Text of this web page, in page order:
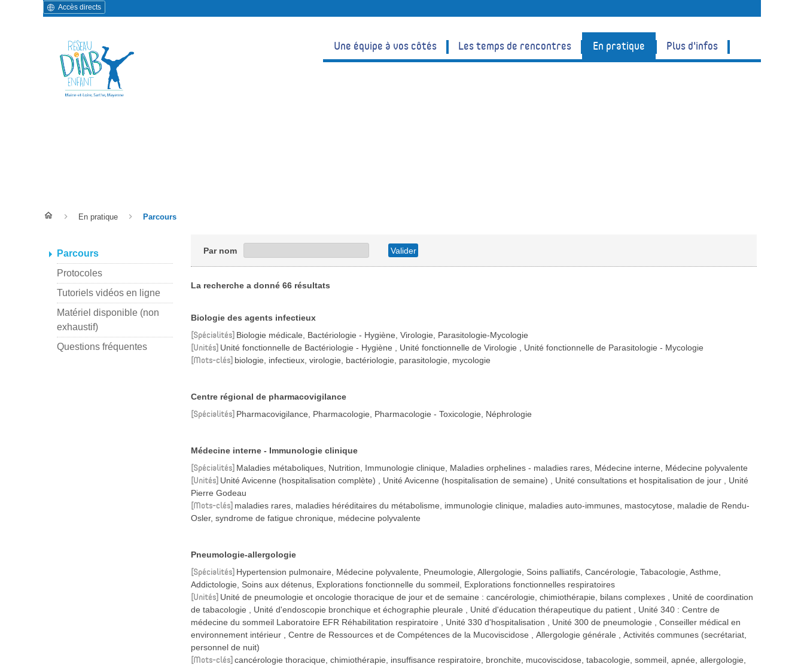
Accès directs
Une équipe à vos côtés Les temps de rencontres En pratique Plus d'infos
En pratique Parcours
Par nom
La recherche a donné 66 résultats
Biologie des agents infectieux
Spécialités Biologie médicale, Bactériologie - Hygiène, Virologie, Parasitologie-Mycologie
Unités Unité fonctionnelle de Bactériologie - Hygiène Unité fonctionnelle de Virologie Unité fonctionnelle de Parasitologie - Mycologie
Mots-clés biologie, infectieux, virologie, bactériologie, parasitologie, mycologie
Centre régional de pharmacovigilance
Spécialités Pharmacovigilance, Pharmacologie, Pharmacologie - Toxicologie, Néphrologie
Médecine interne - Immunologie clinique
Spécialités Maladies métaboliques, Nutrition, Immunologie clinique, Maladies orphelines - maladies rares, Médecine interne, Médecine polyvalente
Unités Unité Avicenne (hospitalisation complète) Unité Avicenne (hospitalisation de semaine) Unité consultations et hospitalisation de jour
Unité
Pierre Godeau
Mots-clés maladies rares, maladies héréditaires du métabolisme, immunologie clinique, maladies auto-immunes, mastocytose, maladie de Rendu-
Osler, syndrome de fatigue chronique, médecine polyvalente
Pneumologie-allergologie
Spécialités Hypertension pulmonaire, Médecine polyvalente, Pneumologie, Allergologie, Soins palliatifs, Cancérologie, Tabacologie, Asthme,
Addictologie, Soins aux détenus, Explorations fonctionnelle du sommeil, Explorations fonctionnelles respiratoires
Unités Unité de pneumologie et oncologie thoracique de jour et de semaine : cancérologie, chimiothérapie, bilans complexes
Unité de coordination
de tabacologie
Unité d'endoscopie bronchique et échographie pleurale Unité d'éducation thérapeutique du patient
Unité 340 : Centre de
médecine du sommeil Laboratoire EFR Réhabilitation respiratoire
Unité 330 d'hospitalisation Unité 300 de pneumologie
Conseiller médical en
environnement intérieur
Centre de Ressources et de Compétences de la Mucoviscidose Allergologie générale
Activités communes (secrétariat,
personnel de nuit)
Mots-clés cancérologie thoracique, chimiothérapie, insuffisance respiratoire, bronchite, mucoviscidose, tabacologie, sommeil, apnée, allergologie,
Parcours
Protocoles
Tutoriels vidéos en ligne
Matériel disponible (non
exhaustif)
Questions fréquentes